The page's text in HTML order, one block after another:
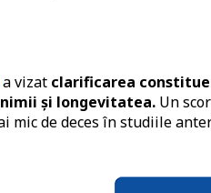
a vizat clarificarea
și longevitatea. Un
mic de deces în studiile